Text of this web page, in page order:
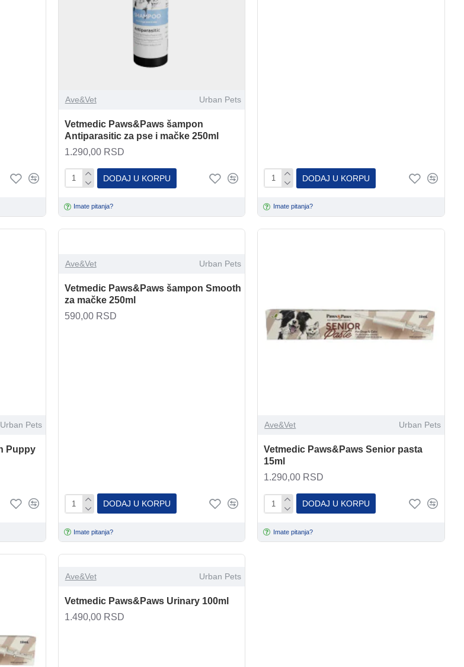
Ave&Vet Urban Pets
Vetmedic Paws&Paws šampon
Antiparasitic za pse i mačke 250ml
1.290,00 RSD
DODAJ U KORPU
Imate pitanja?
DODAJ U KORPU
Imate pitanja?
Urban Pets
Puppy
Ave&Vet Urban Pets
Vetmedic Paws&Paws šampon Smooth
za mačke 250ml
590,00 RSD
DODAJ U KORPU
Imate pitanja?
Ave&Vet Urban Pets
Vetmedic Paws&Paws Senior pasta
15ml
1.290,00 RSD
DODAJ U KORPU
Imate pitanja?
Ave&Vet Urban Pets
Vetmedic Paws&Paws Urinary 100ml
1.490,00 RSD